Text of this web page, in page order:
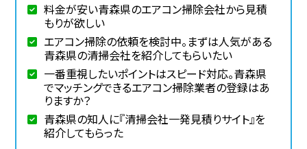
料金が安い青森県のエアコン掃除会社から見積
もりが欲しい
エアコン掃除の依頼を検討中。まずは人気がある
青森県の清掃会社を紹介してもらいたい
一番重視したいポイントはスピード対応。青森県
でマッチングできるエアコン掃除業者の登録はあ
りますか？
青森県の知人に『清掃会社一発見積りサイト』を
紹介してもらった